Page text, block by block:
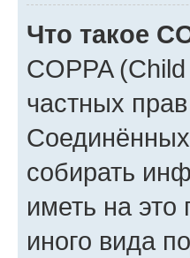
Что такое
COPPA
частных
собирать
иметь на
иного вида